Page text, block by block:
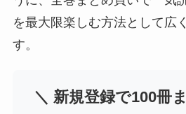
を最大限楽しむ方法として広
す。
＼ 新規登録で100冊